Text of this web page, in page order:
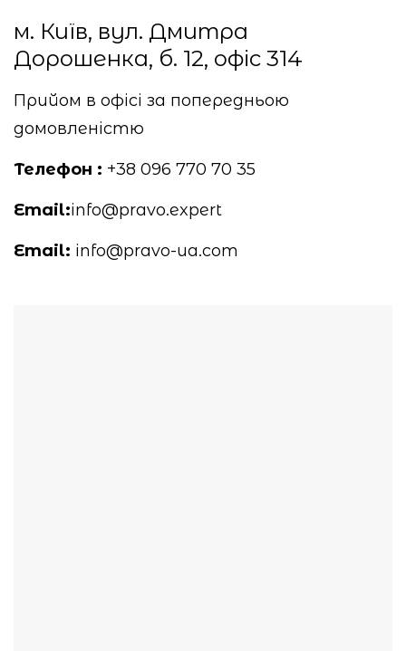
м. Київ, вул. Дмитра
Дорошенка, б. 12, офіс 314
Прийом в офісі за попередньою
домовленістю
Телефон : +38 096 770 70 35
Email:info@pravo.expert
Email: info@pravo-ua.com